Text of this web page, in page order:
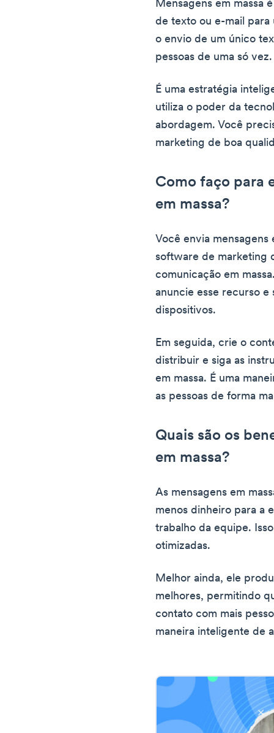
Mensagens em massa
de texto ou e-mail para
o envio de um único
pessoas de uma só vez.
É uma estratégia
utiliza o poder da
abordagem. Você
marketing de boa
Como faço para
em massa?
Você envia mensagens
software de marketing
comunicação em
anuncie esse recurso e
dispositivos.
Em seguida, crie o
distribuir e siga as
em massa. É uma
as pessoas de forma
Quais são os
em massa?
As mensagens em
menos dinheiro para a
trabalho da equipe.
otimizadas.
Melhor ainda, ele
melhores, permitindo
contato com mais
maneira inteligente de